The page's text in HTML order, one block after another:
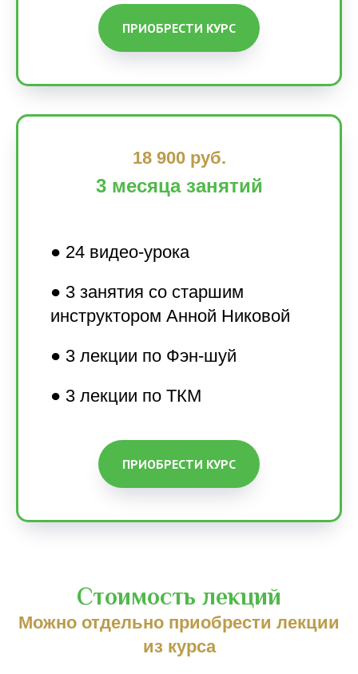
ПРИОБРЕСТИ КУРС
18 900 руб.
3 месяца занятий
● 24 видео-урока
● 3 занятия со старшим
инструктором Анной Никовой
● 3 лекции по Фэн-шуй
● 3 лекции по ТКМ
ПРИОБРЕСТИ КУРС
Стоимость лекций
Можно отдельно приобрести лекции
из курса